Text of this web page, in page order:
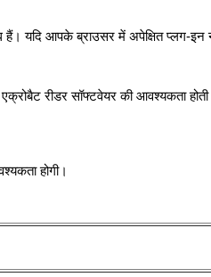
यदि आपके ब्राउसर में अपेक्षित प्‍लग-इन
रीडर सॉफ्टवेयर की आवश्‍यकता
होगी।